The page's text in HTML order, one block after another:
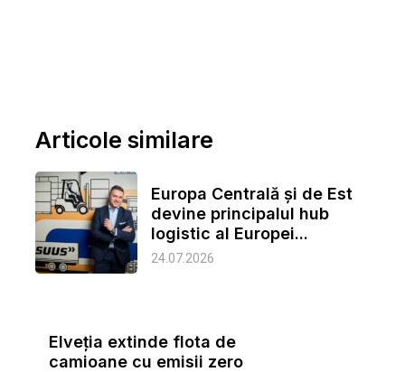
Articole similare
Europa Centrală și de Est
devine principalul hub
logistic al Europei...
24.07.2026
Elveția extinde flota de
camioane cu emisii zero